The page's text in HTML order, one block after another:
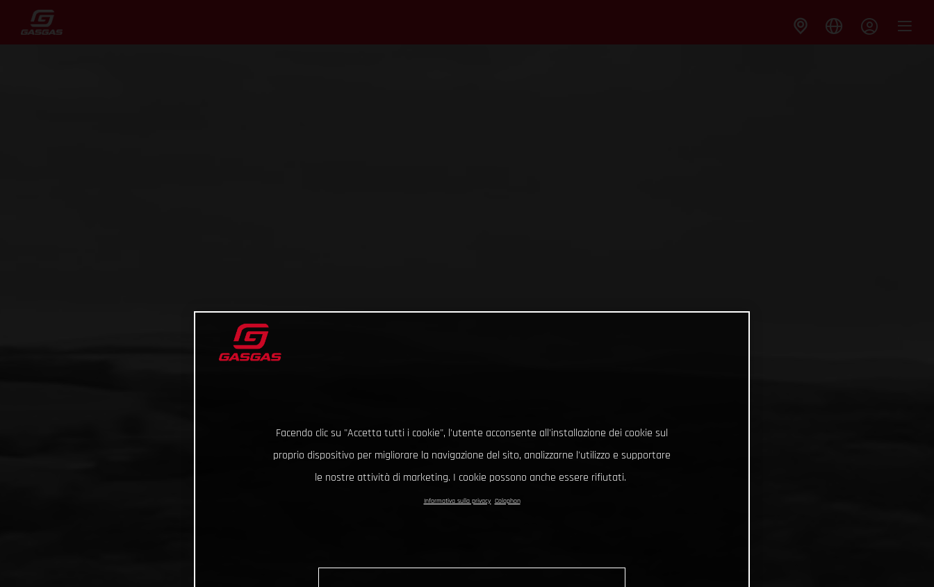
Facendo clic su "Accetta tutti i cookie", l'utente acconsente all'installazione dei cookie sul
proprio dispositivo per migliorare la navigazione del sito, analizzarne l'utilizzo e supportare
le nostre attività di marketing. I cookie possono anche essere rifiutati.
Informativa sulla privacy Colophon